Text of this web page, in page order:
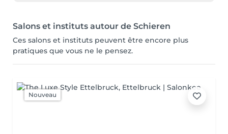
Salons et instituts autour de Schieren
Ces salons et instituts peuvent être encore plus
pratiques que vous ne le pensez.
Nouveau